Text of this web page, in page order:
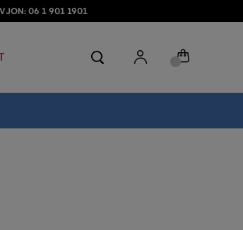
06 1 901 1901